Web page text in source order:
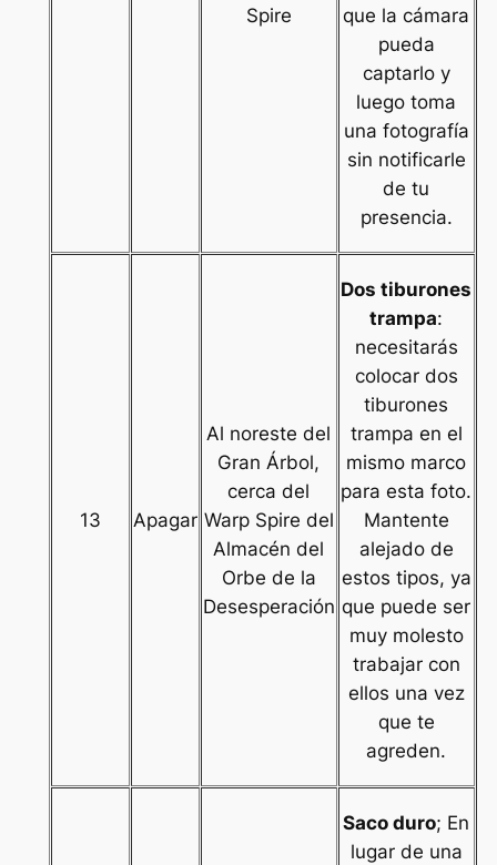
Spire
que la cámara
pueda
captarlo y
luego toma
una fotografía
sin notificarle
de tu
presencia.
13 Apagar
Al noreste del
Gran Árbol,
cerca del
Warp Spire del
Almacén del
Orbe de la
Desesperación
Dos tiburones
trampa:
necesitarás
colocar dos
tiburones
trampa en el
mismo marco
para esta foto.
Mantente
alejado de
estos tipos, ya
que puede ser
muy molesto
trabajar con
ellos una vez
que te
agreden.
Saco duro; En
lugar de una